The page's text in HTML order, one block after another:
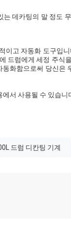
데카팅의 말 정도
고 자동화 도구입
드럼에게 세정 주식
화함으로써 당신은
서 사용될 수 있습니
드럼 디칸팅 기계